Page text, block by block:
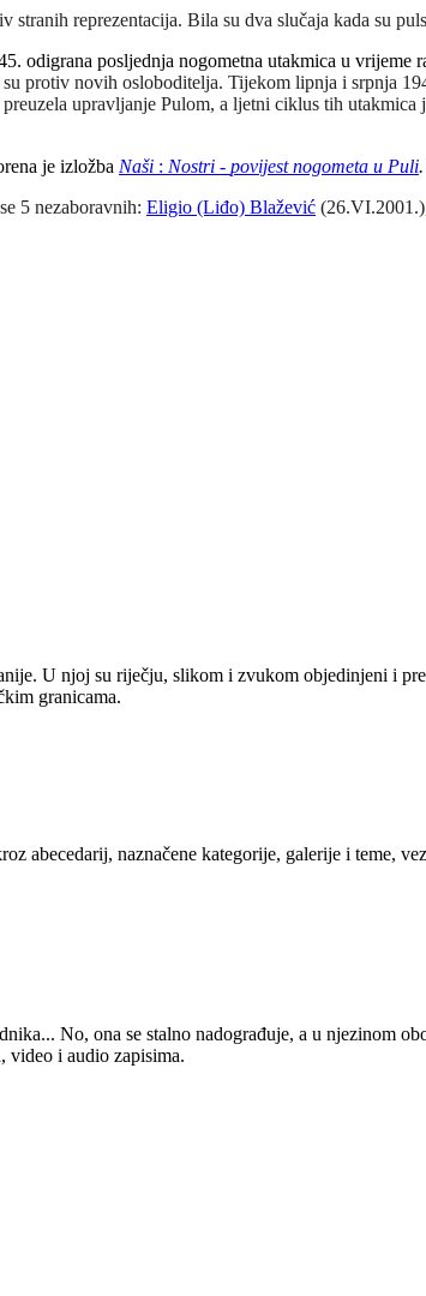
reprezentacija. Bila su dva slučaja kada su
odigrana posljednja nogometna utakmica u
protiv novih osloboditelja. Tijekom lipnja i srpnja
preuzela upravljanje Pulom, a ljetni ciklus tih
je izložba Naši : Nostri - povijest nogometa u Puli.
5 nezaboravnih: Eligio (Liđo) Blažević
U njoj su riječju, slikom i zvukom objedinjeni i
granicama.
abecedarij, naznačene kategorije, galerije i teme,
No, ona se stalno nadograđuje, a u njezinom
video i audio zapisima.